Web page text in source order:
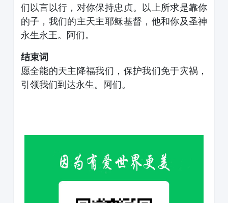
们以言以行，对你保持忠贞。以上所求是靠你
的子，我们的主天主耶稣基督，他和你及圣神
永生永王。阿们。
结束词
愿全能的天主降福我们，保护我们免于灾祸，
引领我们到达永生。阿们。